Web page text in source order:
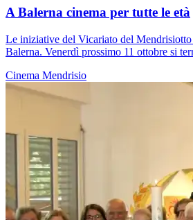
A Balerna cinema per tutte le età
Le iniziative del Vicariato del Mendrisiotto
Balerna. Venerdì prossimo 11 ottobre si
Cinema Mendrisio